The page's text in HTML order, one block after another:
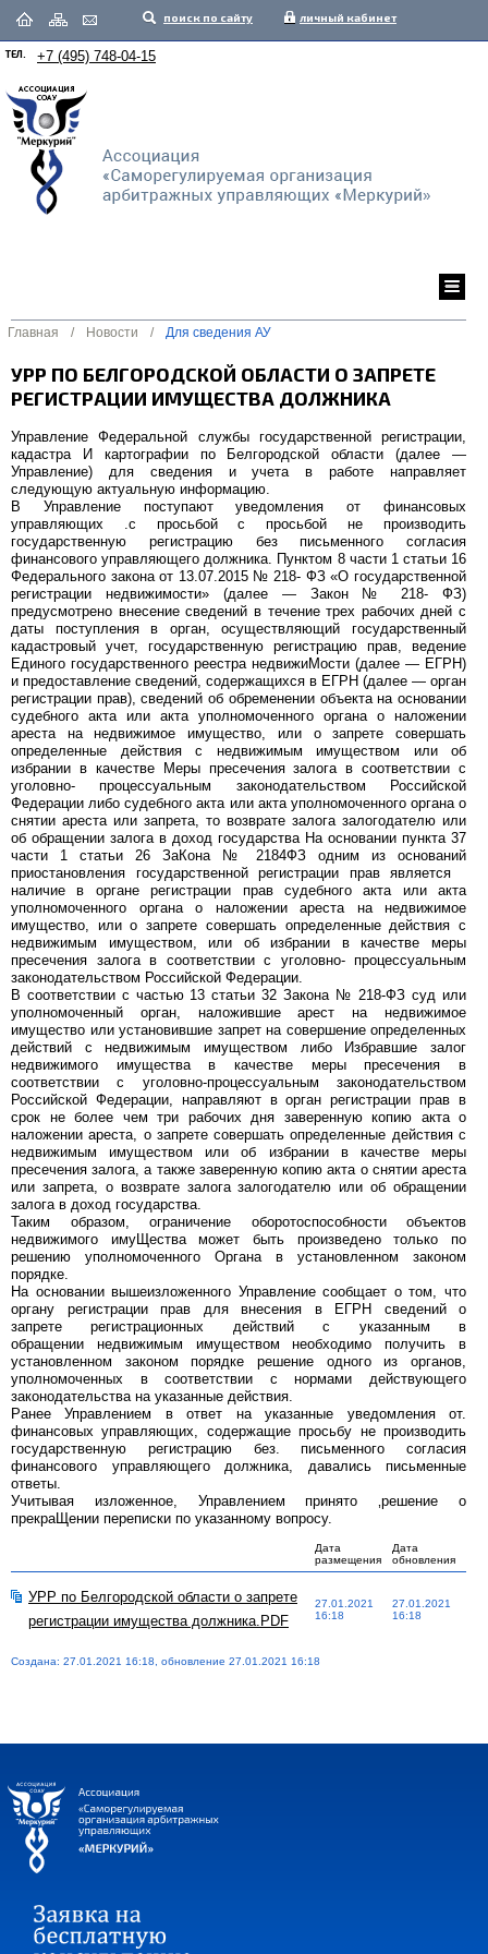
поиск по сайту личный кабинет
ТЕЛ. +7 (495) 748-04-15
Главная / Новости / Для сведения АУ
УРР ПО БЕЛГОРОДСКОЙ ОБЛАСТИ О ЗАПРЕТЕ
РЕГИСТРАЦИИ ИМУЩЕСТВА ДОЛЖНИКА
Управление Федеральной службы государственной регистрации,
кадастра И картографии по Белгородской области (далее —
Управление) для сведения и учета в работе направляет
следующую актуальную информацию.
В Управление поступают уведомления от финансовых
управляющих .с просьбой с просьбой не производить
государственную регистрацию без письменного согласия
финансового управляющего должника. Пунктом 8 части 1 статьи 16
Федерального закона от 13.07.2015 № 218- ФЗ «О государственной
регистрации недвижимости» (далее — Закон № 218- ФЗ)
предусмотрено внесение сведений в течение трех рабочих дней с
даты поступления в орган, осуществляющий государственный
кадастровый учет, государственную регистрацию прав, ведение
Единого государственного реестра недвижиМости (далее — ЕГРН)
и предоставление сведений, содержащихся в ЕГРН (далее — орган
регистрации прав), сведений об обременении объекта на основании
судебного акта или акта уполномоченного органа о наложении
ареста на недвижимое имущество, или о запрете совершать
определенные действия с недвижимым имуществом или об
избрании в качестве Меры пресечения залога в соответствии с
уголовно- процессуальным законодательством Российской
Федерации либо судебного акта или акта уполномоченного органа о
снятии ареста или запрета, то возврате залога залогодателю или
об обращении залога в доход государства На основании пункта 37
части 1 статьи 26 ЗаКона № 2184ФЗ одним из оснований
приостановления государственной регистрации прав является
наличие в органе регистрации прав судебного акта или акта
уполномоченного органа о наложении ареста на недвижимое
имущество, или о запрете совершать определенные действия с
недвижимым имуществом, или об избрании в качестве меры
пресечения залога в соответствии с уголовно- процессуальным
законодательством Российской Федерации.
В соответствии с частью 13 статьи 32 Закона № 218-ФЗ суд или
уполномоченный орган, наложившие арест на недвижимое
имущество или установившие запрет на совершение определенных
действий с недвижимым имуществом либо Избравшие залог
недвижимого имущества в качестве меры пресечения в
соответствии с уголовно-процессуальным законодательством
Российской Федерации, направляют в орган регистрации прав в
срок не более чем три рабочих дня заверенную копию акта о
наложении ареста, о запрете совершать определенные действия с
недвижимым имуществом или об избрании в качестве меры
пресечения залога, а также заверенную копию акта о снятии ареста
или запрета, о возврате залога залогодателю или об обращении
залога в доход государства.
Таким образом, ограничение оборотоспособности объектов
недвижимого имуЩества может быть произведено только по
решению уполномоченного Органа в установленном законом
порядке.
На основании вышеизложенного Управление сообщает о том, что
органу регистрации прав для внесения в ЕГРН сведений о
запрете регистрационных действий с указанным в
обращении недвижимым имуществом необходимо получить в
установленном законом порядке решение одного из органов,
уполномоченных в соответствии с нормами действующего
законодательства на указанные действия.
Ранее Управлением в ответ на указанные уведомления от.
финансовых управляющих, содержащие просьбу не производить
государственную регистрацию без. письменного согласия
финансового управляющего должника, давались письменные
ответы.
Учитывая изложенное, Управлением принято ‚решение о
прекраЩении переписки по указанному вопросу.
Дата
размещения
Дата
обновления
УРР по Белгородской области о запрете
регистрации имущества должника.PDF
27.01.2021
16:18
27.01.2021
16:18
Создана: 27.01.2021 16:18, обновление 27.01.2021 16:18